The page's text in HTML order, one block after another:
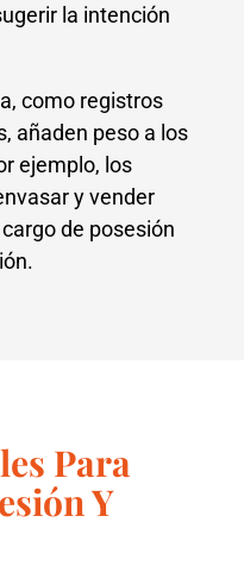
la intención
como registros
añaden peso a los
ejemplo, los
y vender
de posesión
Para
Y